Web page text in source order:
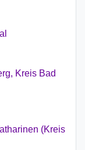
Kreis Bad
(Kreis